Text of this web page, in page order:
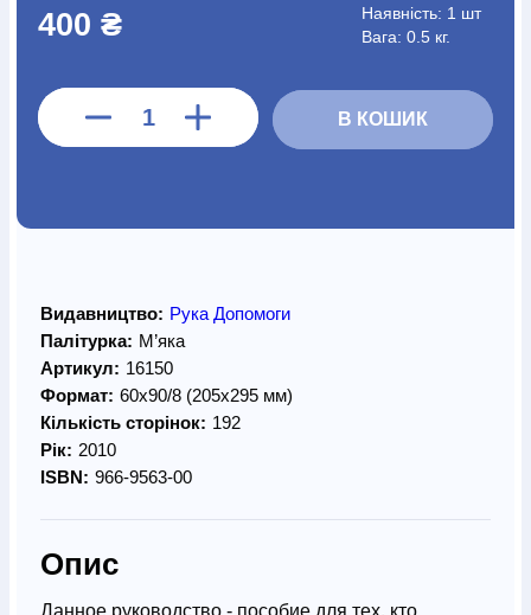
400 ₴ Наявність: 1 шт
Вага: 0.5 кг.
В КОШИК
Видавництво: Рука Допомоги
Палітурка: М’яка
Артикул: 16150
Формат: 60х90/8 (205х295 мм)
Кількість сторінок: 192
Рік: 2010
ISBN: 966-9563-00
Опис
Данное руководство - пособие для тех, кто